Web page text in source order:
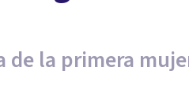
de la primera